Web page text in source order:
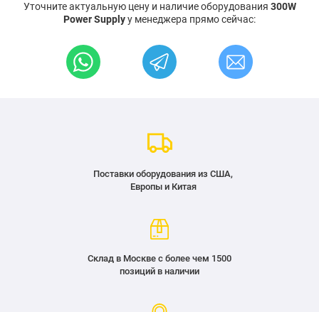
Уточните актуальную цену и наличие оборудования 300W
Power Supplyу менеджера прямо сейчас:
Поставки оборудования из США,
Европы и Китая
Склад в Москве с более чем 1500
позиций в наличии